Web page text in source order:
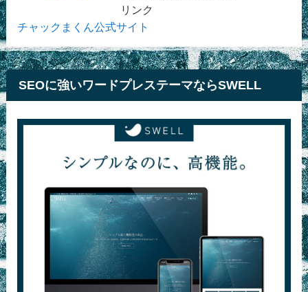
リンク
チャックまくん公式サイト
SEOに強いワードプレステーマならSWELL